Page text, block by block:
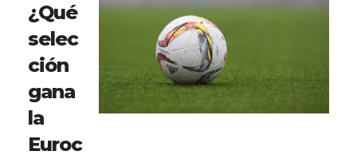
¿Qué
selec
ción
gana
la
Euroc